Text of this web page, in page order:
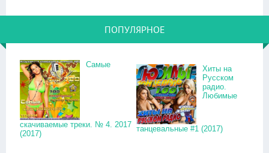
ПОПУЛЯРНОЕ
Самые
скачиваемые треки. № 4. 2017
(2017)
Хиты на
Русском
радио.
Любимые
танцевальные #1 (2017)